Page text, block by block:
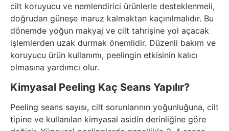
cilt koruyucu ve nemlendirici ürünlerle desteklenmeli,
doğrudan güneşe maruz kalmaktan kaçınılmalıdır. Bu
dönemde yoğun makyaj ve cilt tahrişine yol açacak
işlemlerden uzak durmak önemlidir. Düzenli bakım ve
koruyucu ürün kullanımı, peelingin etkisinin kalıcı
olmasına yardımcı olur.
Kimyasal Peeling Kaç Seans Yapılır?
Peeling seans sayısı, cilt sorunlarının yoğunluğuna, cilt
tipine ve kullanılan kimyasal asidin derinliğine göre